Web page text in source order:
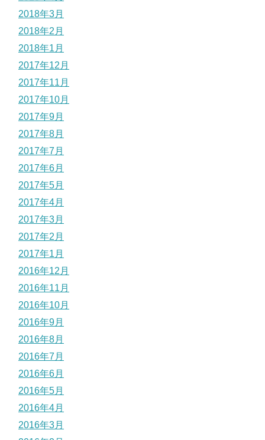
2018年3月
2018年2月
2018年1月
2017年12月
2017年11月
2017年10月
2017年9月
2017年8月
2017年7月
2017年6月
2017年5月
2017年4月
2017年3月
2017年2月
2017年1月
2016年12月
2016年11月
2016年10月
2016年9月
2016年8月
2016年7月
2016年6月
2016年5月
2016年4月
2016年3月